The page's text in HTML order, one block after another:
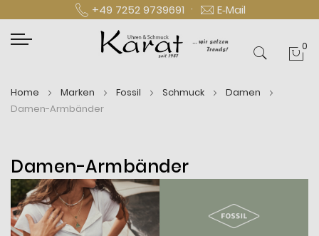
+49 7252 9739691 · E‑Mail
0
Home Marken Fossil Schmuck
Damen
Damen-Armbänder
Damen-Armbänder